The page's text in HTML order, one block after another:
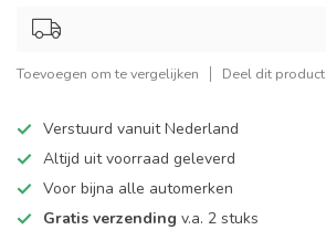
Toevoegen om te vergelijken Deel dit product
Verstuurd vanuit Nederland
Altijd uit voorraad geleverd
Voor bijna alle automerken
Gratis verzending v.a. 2 stuks